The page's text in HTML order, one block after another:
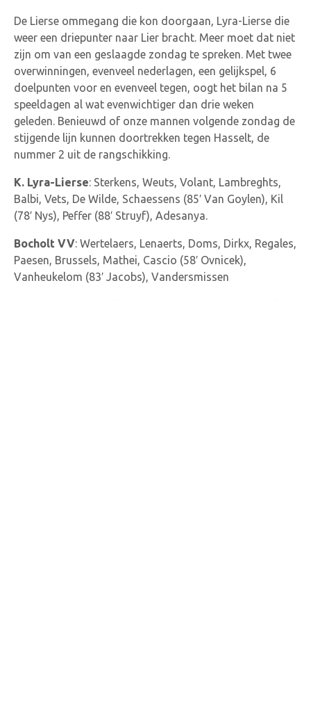
De Lierse ommegang die kon doorgaan, Lyra-Lierse die
weer een driepunter naar Lier bracht. Meer moet dat niet
zijn om van een geslaagde zondag te spreken. Met twee
overwinningen, evenveel nederlagen, een gelijkspel, 6
doelpunten voor en evenveel tegen, oogt het bilan na 5
speeldagen al wat evenwichtiger dan drie weken
geleden. Benieuwd of onze mannen volgende zondag de
stijgende lijn kunnen doortrekken tegen Hasselt, de
nummer 2 uit de rangschikking.
K. Lyra-Lierse: Sterkens, Weuts, Volant, Lambreghts,
Balbi, Vets, De Wilde, Schaessens (85′ Van Goylen), Kil
(78′ Nys), Peffer (88′ Struyf), Adesanya.
Bocholt VV: Wertelaers, Lenaerts, Doms, Dirkx, Regales,
Paesen, Brussels, Mathei, Cascio (58′ Ovnicek),
Vanheukelom (83′ Jacobs), Vandersmissen